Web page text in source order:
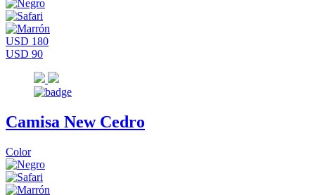
USD 180
USD 90
Camisa New Cedro
Color